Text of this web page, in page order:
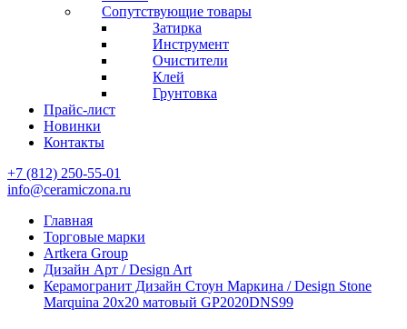
Сопутствующие товары
Затирка
Инструмент
Очистители
Клей
Грунтовка
Прайс-лист
Новинки
Контакты
+7 (812) 250-55-01
info@ceramiczona.ru
Главная
Торговые марки
Artkera Group
Дизайн Арт / Design Art
Керамогранит Дизайн Стоун Маркина / Design Stone
Marquina 20х20 матовый GP2020DNS99